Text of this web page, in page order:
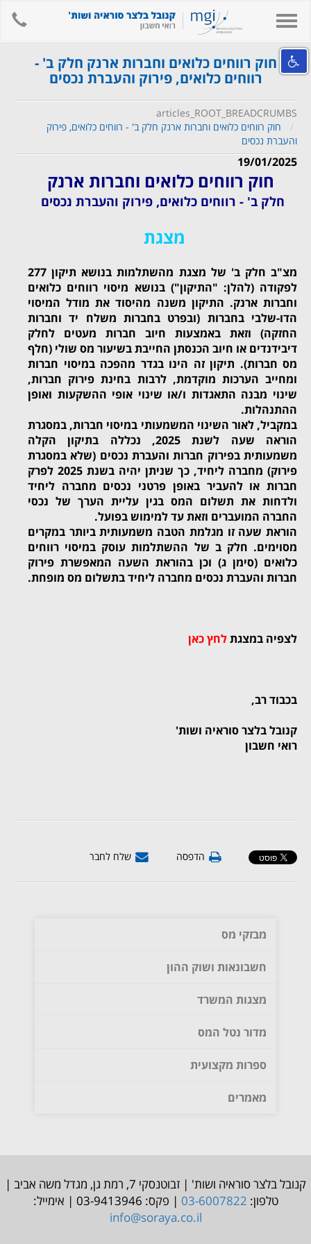
Toggle
אודות המשרד
השירותים שלנו
מידע מקצועי ומאמרים
קישורים
לאתר המשרד
צור קשר
חיפוש
חוק רווחים כלואים וחברות ארנק חלק ב' -
רווחים כלואים, פירוק והעברת נכסים
articles_ROOT_BREADCRUMBS
חוק רווחים כלואים וחברות ארנק חלק ב' - רווחים כלואים, פירוק
והעברת נכסים
19/01/2025
חוק רווחים כלואים וחברות ארנק
חלק ב' - רווחים כלואים, פירוק והעברת נכסים
מצגת
מצ"ב חלק ב' של מצגת מהשתלמות בנושא תיקון 277
לפקודה (להלן: "התיקון") בנושא מיסוי רווחים כלואים
וחברות ארנק. התיקון משנה מהיסוד את מודל המיסוי
הדו-שלבי בחברות (ובפרט בחברות משלח יד וחברות
החזקה) וזאת באמצעות חיוב חברות מעטים לחלק
דיבידנדים או חיוב הכנסתן החייבת בשיעור מס שולי (חלף
מס חברות). תיקון זה הינו בגדר מהפכה במיסוי חברות
ומחייב הערכות מוקדמת, לרבות בחינת פירוק חברות,
שינוי מבנה התאגדות ו/או שינוי אופי ההשקעות ואופן
ההתנהלות.
במקביל, לאור השינוי המשמעותי במיסוי חברות, במסגרת
הוראה שעה לשנת 2025, נכללה בתיקון הקלה
משמעותית בפירוק חברות והעברת נכסים (שלא במסגרת
פירוק) מחברה ליחיד, כך שניתן יהיה בשנת 2025 לפרק
חברות או להעביר באופן פרטני נכסים מחברה ליחיד
ולדחות את תשלום המס בגין עליית הערך של נכסי
החברה המועברים וזאת עד למימוש בפועל.
הוראת שעה זו מגלמת הטבה משמעותית ביותר במקרים
מסוימים. חלק ב של ההשתלמות עוסק במיסוי רווחים
כלואים (סימן ג) וכן בהוראת השעה המאפשרת פירוק
חברות והעברת נכסים מחברה ליחיד בתשלום מס מופחת.
לצפיה במצגתלחץ כאן
בכבוד רב,
קנובל בלצר סוראיה ושות'
רואי חשבון
הדפסה שלח לחבר
מבזקי מס
חשבונאות ושוק ההון
מצגות המשרד
מדור נטל המס
ספרות מקצועית
מאמרים
קנובל בלצר סוראיה ושות' | זבוטנסקי 7, רמת גן, מגדל משה אביב |
טלפון: 03-6007822 | פקס: 03-9413946 | אימייל:
info@soraya.co.il